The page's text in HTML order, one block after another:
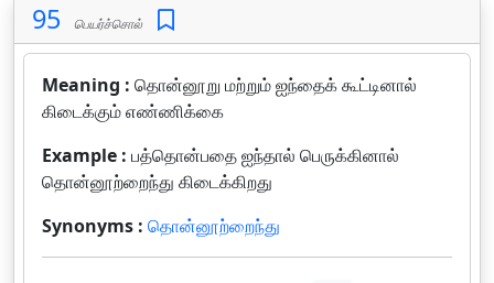
95 பெயர்ச்சொல்
Meaning : தொன்னூறு மற்றும் ஐந்தைக் கூட்டினால்
கிடைக்கும் எண்ணிக்கை
Example : பத்தொன்பதை ஐந்தால் பெருக்கினால்
தொன்னூற்றைந்து கிடைக்கிறது
Synonyms : தொன்னூற்றைந்து